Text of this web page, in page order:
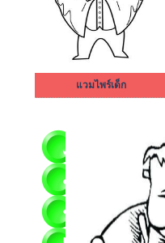
แวมไพร์เด็ก